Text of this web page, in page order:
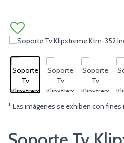
* Las imágenes se exhiben con fines